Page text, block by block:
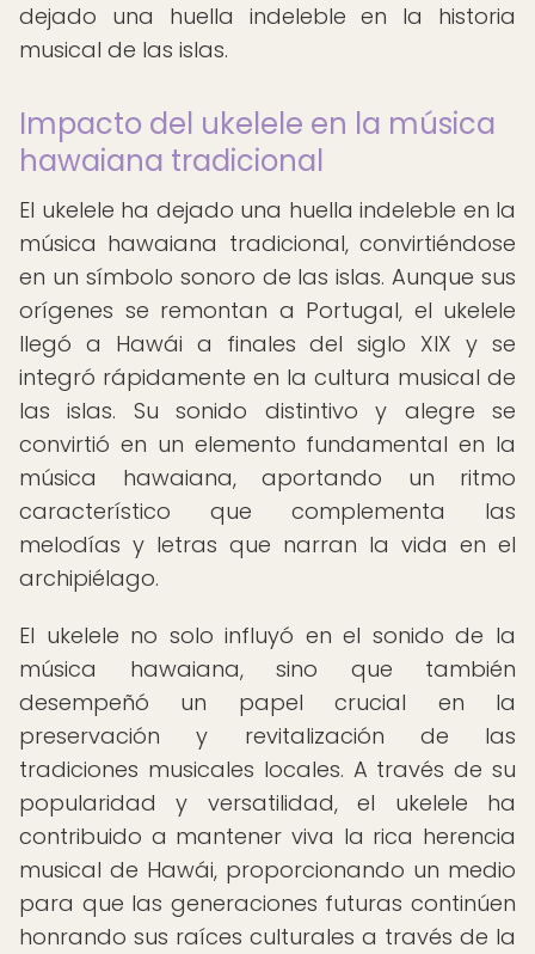
dejado una huella indeleble en la historia
musical de las islas.
Impacto del ukelele en la música
hawaiana tradicional
El ukelele ha dejado una huella indeleble en la
música hawaiana tradicional, convirtiéndose
en un símbolo sonoro de las islas. Aunque sus
orígenes se remontan a Portugal, el ukelele
llegó a Hawái a finales del siglo XIX y se
integró rápidamente en la cultura musical de
las islas. Su sonido distintivo y alegre se
convirtió en un elemento fundamental en la
música hawaiana, aportando un ritmo
característico que complementa las
melodías y letras que narran la vida en el
archipiélago.
El ukelele no solo influyó en el sonido de la
música hawaiana, sino que también
desempeñó un papel crucial en la
preservación y revitalización de las
tradiciones musicales locales. A través de su
popularidad y versatilidad, el ukelele ha
contribuido a mantener viva la rica herencia
musical de Hawái, proporcionando un medio
para que las generaciones futuras continúen
honrando sus raíces culturales a través de la